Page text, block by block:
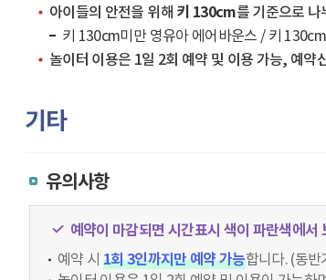
아이들의 안전을 위해 키 130cm를 기준으로
키 130cm미만 영유아 에어바운스 / 키
놀이터 이용은 1일 2회 예약 및 이용 가능, 예약
기타
유의사항
예약이 마감되면 시간표시 색이 파란색에서
예약 시 1회 3인까지만 예약 가능합니다. (동반